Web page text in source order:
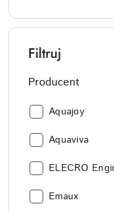
Filtruj
Producent
Producent:
Aquajoy
Producent:
Aquaviva
Producent:
ELECRO
Producent:
Emaux